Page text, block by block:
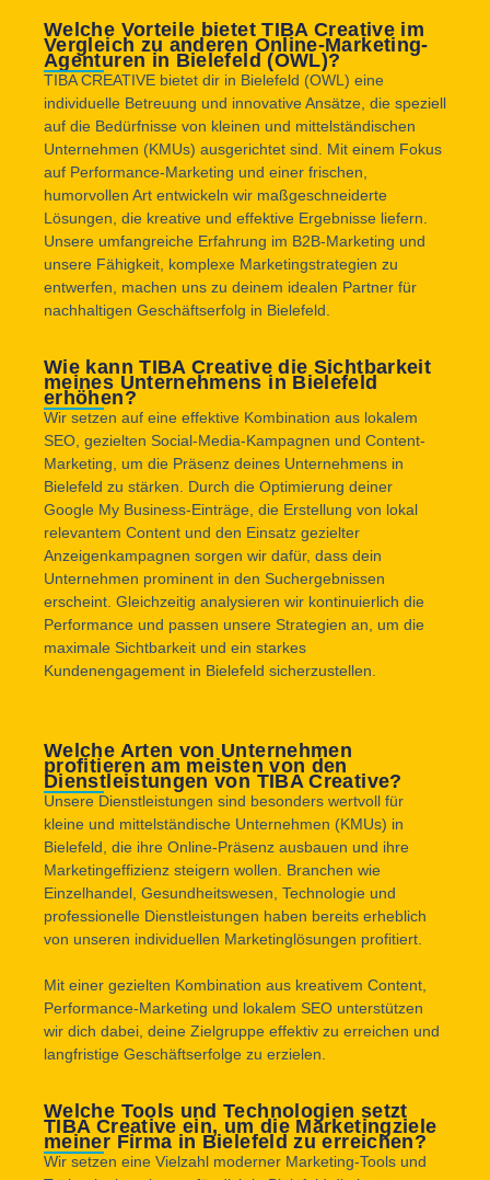
Welche Vorteile bietet TIBA Creative im
Vergleich zu anderen Online-Marketing-
Agenturen in Bielefeld (OWL)?
TIBA CREATIVE bietet dir in Bielefeld (OWL) eine
individuelle Betreuung und innovative Ansätze, die speziell
auf die Bedürfnisse von kleinen und mittelständischen
Unternehmen (KMUs) ausgerichtet sind. Mit einem Fokus
auf Performance-Marketing und einer frischen,
humorvollen Art entwickeln wir maßgeschneiderte
Lösungen, die kreative und effektive Ergebnisse liefern.
Unsere umfangreiche Erfahrung im B2B-Marketing und
unsere Fähigkeit, komplexe Marketingstrategien zu
entwerfen, machen uns zu deinem idealen Partner für
nachhaltigen Geschäftserfolg in Bielefeld.
Wie kann TIBA Creative die Sichtbarkeit
meines Unternehmens in Bielefeld
erhöhen?
Wir setzen auf eine effektive Kombination aus lokalem
SEO, gezielten Social-Media-Kampagnen und Content-
Marketing, um die Präsenz deines Unternehmens in
Bielefeld zu stärken. Durch die Optimierung deiner
Google My Business-Einträge, die Erstellung von lokal
relevantem Content und den Einsatz gezielter
Anzeigenkampagnen sorgen wir dafür, dass dein
Unternehmen prominent in den Suchergebnissen
erscheint. Gleichzeitig analysieren wir kontinuierlich die
Performance und passen unsere Strategien an, um die
maximale Sichtbarkeit und ein starkes
Kundenengagement in Bielefeld sicherzustellen.
Welche Arten von Unternehmen
profitieren am meisten von den
Dienstleistungen von TIBA Creative?
Unsere Dienstleistungen sind besonders wertvoll für
kleine und mittelständische Unternehmen (KMUs) in
Bielefeld, die ihre Online-Präsenz ausbauen und ihre
Marketingeffizienz steigern wollen. Branchen wie
Einzelhandel, Gesundheitswesen, Technologie und
professionelle Dienstleistungen haben bereits erheblich
von unseren individuellen Marketinglösungen profitiert.
Mit einer gezielten Kombination aus kreativem Content,
Performance-Marketing und lokalem SEO unterstützen
wir dich dabei, deine Zielgruppe effektiv zu erreichen und
langfristige Geschäftserfolge zu erzielen.
Welche Tools und Technologien setzt
TIBA Creative ein, um die Marketingziele
meiner Firma in Bielefeld zu erreichen?
Wir setzen eine Vielzahl moderner Marketing-Tools und